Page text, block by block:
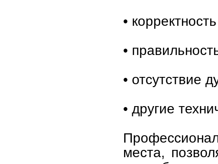
•
•
• отсутствие
• другие
места,